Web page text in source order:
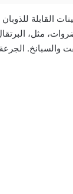
القابلة
مثل،
والسبانخ.